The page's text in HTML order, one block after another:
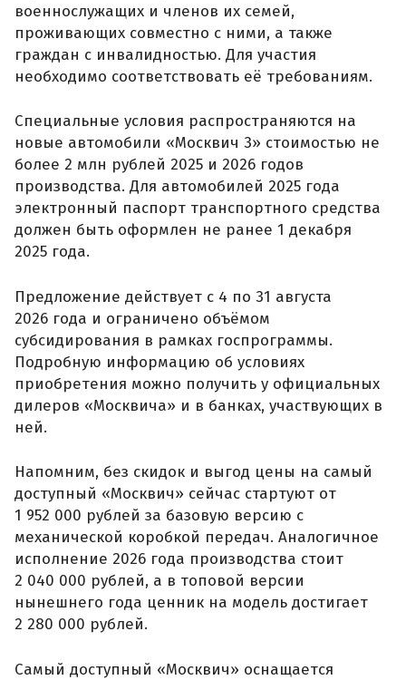
военнослужащих и членов их семей,
проживающих совместно с ними, а также
граждан с инвалидностью. Для участия
необходимо соответствовать её требованиям.
Специальные условия распространяются на
новые автомобили «Москвич 3» стоимостью не
более 2 млн рублей 2025 и 2026 годов
производства. Для автомобилей 2025 года
электронный паспорт транспортного средства
должен быть оформлен не ранее 1 декабря
2025 года.
Предложение действует с 4 по 31 августа
2026 года и ограничено объёмом
субсидирования в рамках госпрограммы.
Подробную информацию об условиях
приобретения можно получить у официальных
дилеров «Москвича» и в банках, участвующих в
ней.
Напомним, без скидок и выгод цены на самый
доступный «Москвич» сейчас стартуют от
1 952 000 рублей за базовую версию с
механической коробкой передач. Аналогичное
исполнение 2026 года производства стоит
2 040 000 рублей, а в топовой версии
нынешнего года ценник на модель достигает
2 280 000 рублей.
Самый доступный «Москвич» оснащается